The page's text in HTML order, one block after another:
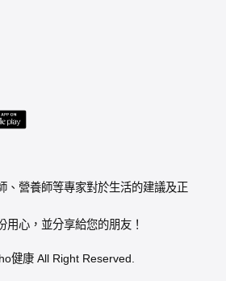
、營養師等專家對於生活的建議及正
用心，並分享給您的朋友！
健康 All Right Reserved.